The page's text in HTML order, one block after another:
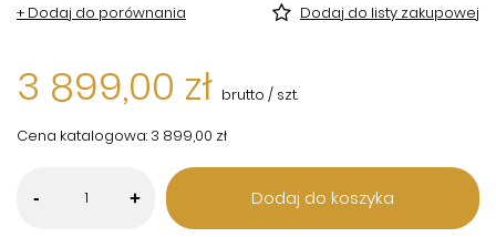
+ Dodaj do porównania Dodaj do listy zakupowej
3 899,00 zł brutto / szt.
Cena katalogowa: 3 899,00 zł
- + Dodaj do koszyka